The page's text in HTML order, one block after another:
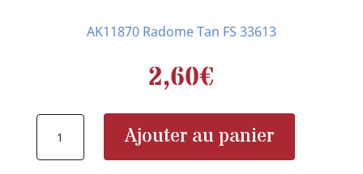
AK11870 Radome Tan FS 33613
2,60€
quantité
Ajouter au panier